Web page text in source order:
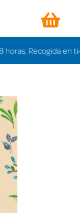
Recogida en